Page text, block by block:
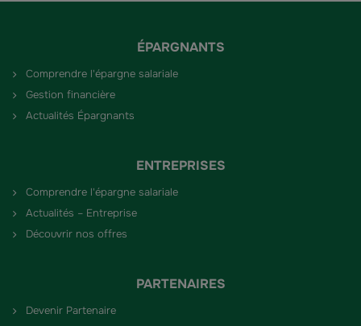
ÉPARGNANTS
Comprendre l'épargne salariale
Gestion financière
Actualités Épargnants
ENTREPRISES
Comprendre l'épargne salariale
Actualités – Entreprise
Découvrir nos offres
PARTENAIRES
Devenir Partenaire